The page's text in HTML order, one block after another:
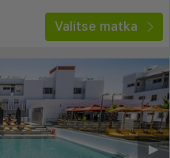
Valitse matka
▶︎